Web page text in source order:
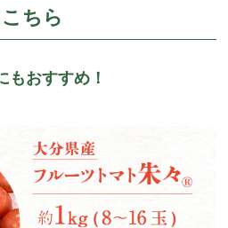
ちら
もおすすめ！